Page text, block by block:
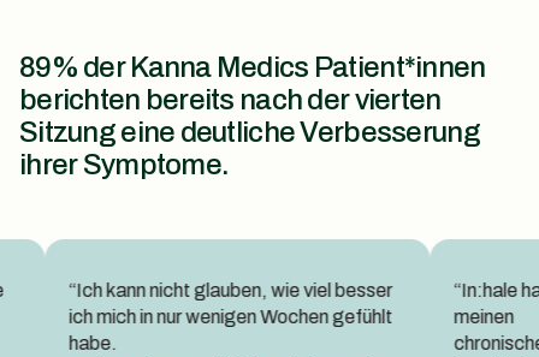
89% der Kanna Medics Patient*innen
berichten bereits nach der vierten
Sitzung eine deutliche Verbesserung
ihrer Symptome.
“Ich kann nicht glauben, wie viel besser
ich mich in nur wenigen Wochen gefühlt
“In:hale hat mir
chronischen